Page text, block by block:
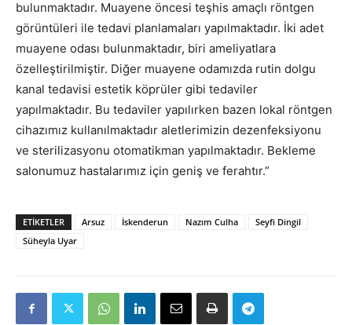
bulunmaktadır. Muayene öncesi teşhis amaçlı röntgen
görüntüleri ile tedavi planlamaları yapılmaktadır. İki adet
muayene odası bulunmaktadır, biri ameliyatlara
özelleştirilmiştir. Diğer muayene odamızda rutin dolgu
kanal tedavisi estetik köprüler gibi tedaviler
yapılmaktadır. Bu tedaviler yapılırken bazen lokal röntgen
cihazımız kullanılmaktadır aletlerimizin dezenfeksiyonu
ve sterilizasyonu otomatikman yapılmaktadır. Bekleme
salonumuz hastalarımız için geniş ve ferahtır.”
ETIKETLER Arsuz İskenderun Nazım Culha
Seyfi Dingil
Süheyla Uyar